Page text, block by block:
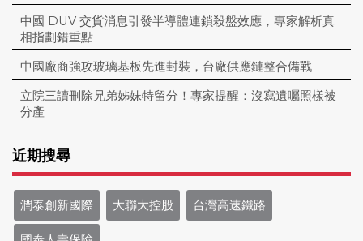
中國 DUV 交貨消息引發半導體連鎖殺盤效應，專家解析真
相指劃錯重點
中國廠商強攻玻璃基板先進封裝，台廠供應鏈整合備戰
立院三讀刪除兄弟姊妹特留分！專家提醒：沒寫遺囑照樣被
分產
近期搜尋
潤泰創新國際 大聯大控股 台灣高速鐵路